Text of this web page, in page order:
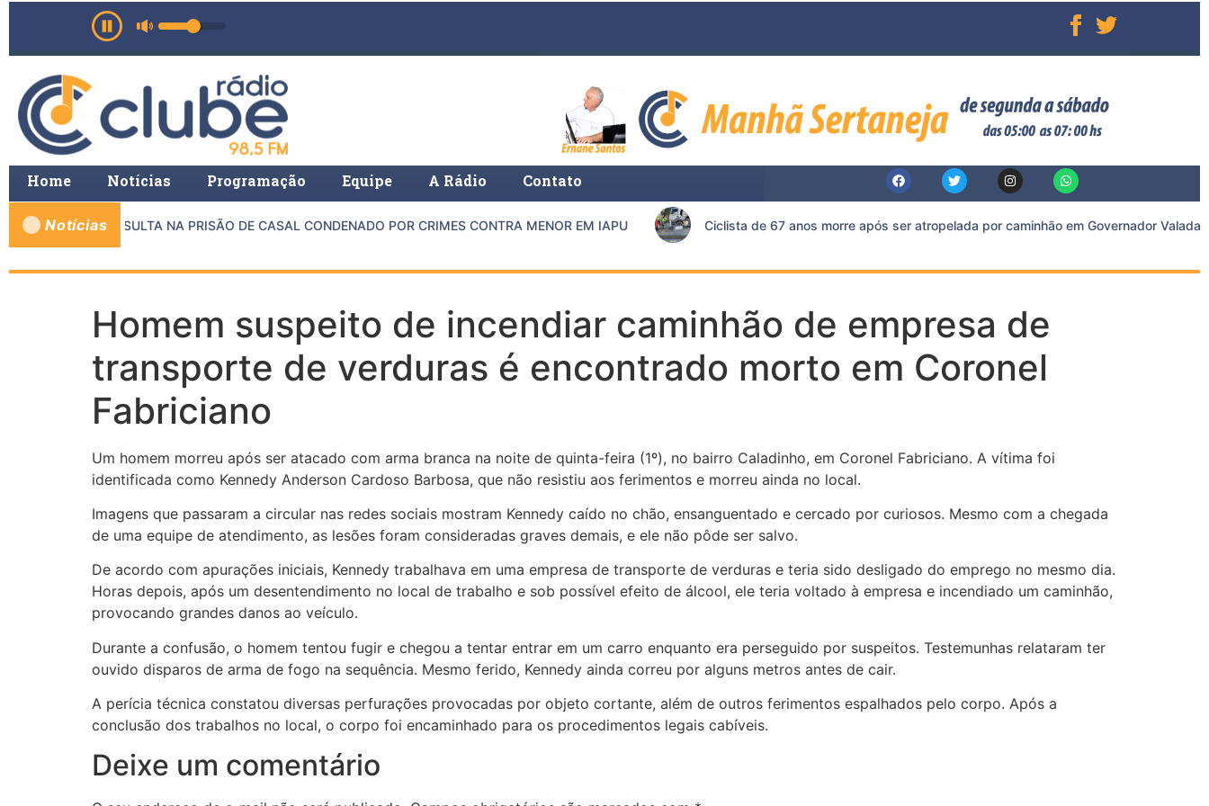
Home Notícias Programação Equipe A Rádio Contato
Notícias
MP E PMMG RESULTA NA PRISÃO DE CASAL CONDENADO POR CRIMES CONTRA MENOR EM IAPU Ciclista de 67 anos morre após ser atropelada por caminhão em Governador Valadares
Homem suspeito de incendiar caminhão de empresa de
transporte de verduras é encontrado morto em Coronel
Fabriciano
Um homem morreu após ser atacado com arma branca na noite de quinta-feira (1º), no bairro Caladinho, em Coronel Fabriciano. A vítima foi
identificada como Kennedy Anderson Cardoso Barbosa, que não resistiu aos ferimentos e morreu ainda no local.
Imagens que passaram a circular nas redes sociais mostram Kennedy caído no chão, ensanguentado e cercado por curiosos. Mesmo com a chegada
de uma equipe de atendimento, as lesões foram consideradas graves demais, e ele não pôde ser salvo.
De acordo com apurações iniciais, Kennedy trabalhava em uma empresa de transporte de verduras e teria sido desligado do emprego no mesmo dia.
Horas depois, após um desentendimento no local de trabalho e sob possível efeito de álcool, ele teria voltado à empresa e incendiado um caminhão,
provocando grandes danos ao veículo.
Durante a confusão, o homem tentou fugir e chegou a tentar entrar em um carro enquanto era perseguido por suspeitos. Testemunhas relataram ter
ouvido disparos de arma de fogo na sequência. Mesmo ferido, Kennedy ainda correu por alguns metros antes de cair.
A perícia técnica constatou diversas perfurações provocadas por objeto cortante, além de outros ferimentos espalhados pelo corpo. Após a
conclusão dos trabalhos no local, o corpo foi encaminhado para os procedimentos legais cabíveis.
Deixe um comentário